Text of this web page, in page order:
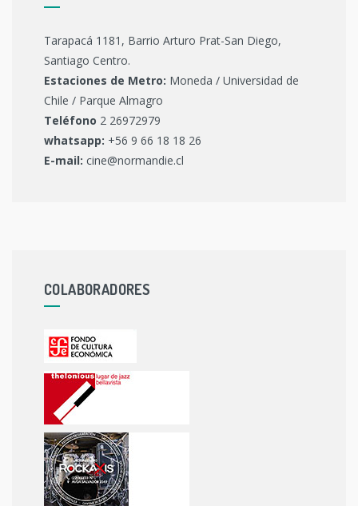
Tarapacá 1181, Barrio Arturo Prat-San Diego,
Santiago Centro.
Estaciones de Metro: Moneda / Universidad de
Chile / Parque Almagro
Teléfono 2 26972979
whatsapp: +56 9 66 18 18 26
E-mail: cine@normandie.cl
COLABORADORES